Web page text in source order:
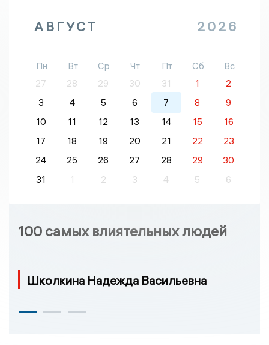
АВГУСТ 2026
Пн Вт Ср Чт Пт Сб
Вс
27
28 29 30 31 1
2
3
4 5 6 7 8
9
10
11 12 13 14 15
16
17
18 19 20 21 22
23
24
25 26 27 28 29
30
31
1 2 3 4 5 6
100 самых влиятельных людей
Школкина Надежда Васильевна